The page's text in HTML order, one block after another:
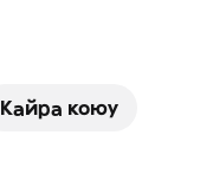
Кайра коюу